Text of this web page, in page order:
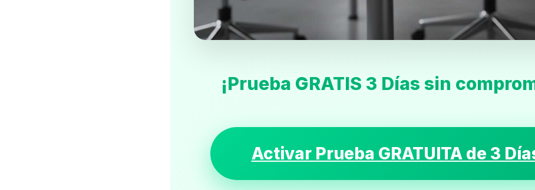
Inicio
Casting
¡Prueba GRATIS 3 Días sin
Activar Prueba GRATUITA de 3